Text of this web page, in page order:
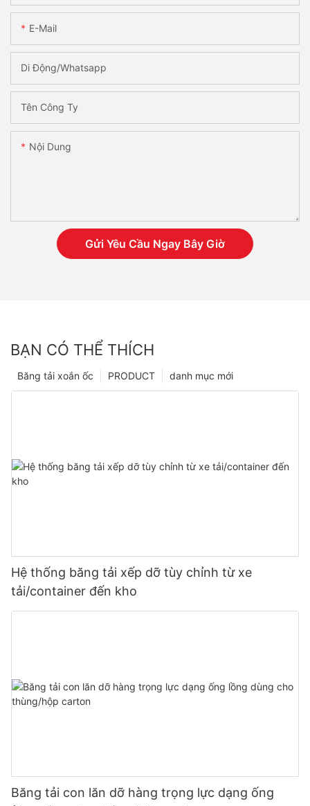
E-Mail
Di Động/Whatsapp
Tên Công Ty
Nội Dung
Gửi Yêu Cầu Ngay Bây Giờ
BẠN CÓ THỂ THÍCH
danh mục mới
PRODUCT
Băng tải xoắn ốc
Hệ thống băng tải xếp dỡ tùy chỉnh từ xe
tải/container đến kho
Băng tải con lăn dỡ hàng trọng lực dạng ống